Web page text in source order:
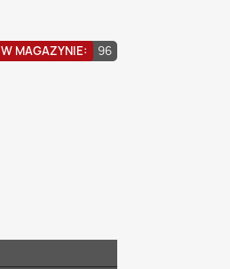
W MAGAZYNIE: 96